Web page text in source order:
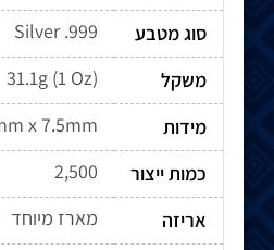
סוג מטבע
Silver .999
משקל
31.1g (1 Oz)
מידות
x 7.5mm
כמות ייצור
2,500
אריזה
מארז מיוחד